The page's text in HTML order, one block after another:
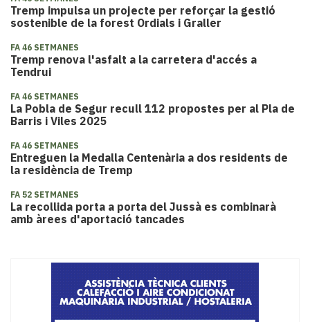
Tremp impulsa un projecte per reforçar la gestió
sostenible de la forest Ordials i Graller
FA 46 SETMANES
Tremp renova l'asfalt a la carretera d'accés a
Tendrui
FA 46 SETMANES
La Pobla de Segur recull 112 propostes per al Pla de
Barris i Viles 2025
FA 46 SETMANES
Entreguen la Medalla Centenària a dos residents de
la residència de Tremp
FA 52 SETMANES
La recollida porta a porta del Jussà es combinarà
amb àrees d'aportació tancades